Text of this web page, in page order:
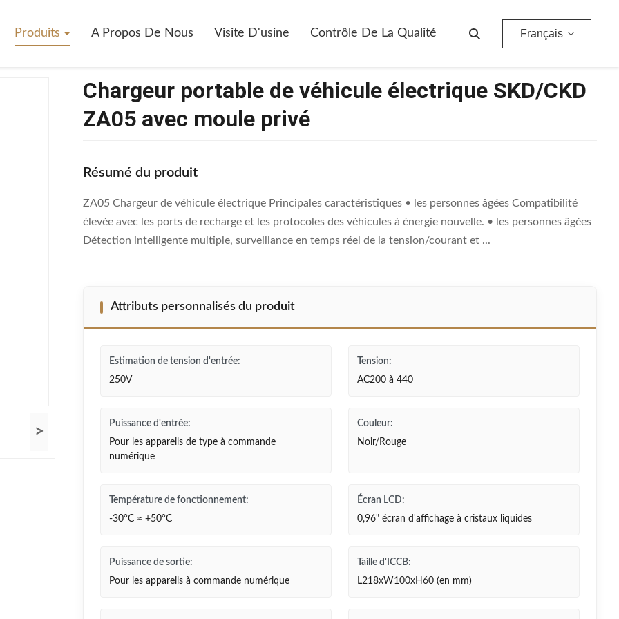
Produits A Propos De Nous Visite D'usine Contrôle De La Qualité Français
>
Chargeur portable de véhicule électrique SKD/CKD
ZA05 avec moule privé
Résumé du produit
ZA05 Chargeur de véhicule électrique Principales caractéristiques • les personnes âgées Compatibilité
élevée avec les ports de recharge et les protocoles des véhicules à énergie nouvelle. • les personnes âgées
Détection intelligente multiple, surveillance en temps réel de la tension/courant et ...
Attributs personnalisés du produit
Estimation de tension d'entrée:
250V
Tension:
AC200 à 440
Puissance d'entrée:
Pour les appareils de type à commande
numérique
Couleur:
Noir/Rouge
Température de fonctionnement:
-30°C ≈ +50°C
Écran LCD:
0,96" écran d'affichage à cristaux liquides
Puissance de sortie:
Pour les appareils à commande numérique
Taille d'ICCB:
L218xW100xH60 (en mm)